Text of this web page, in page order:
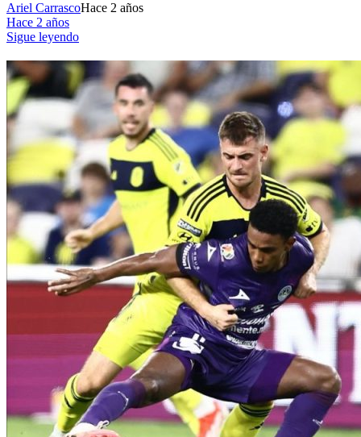
Ariel CarrascoHace 2 años
Hace 2 años
Sigue leyendo